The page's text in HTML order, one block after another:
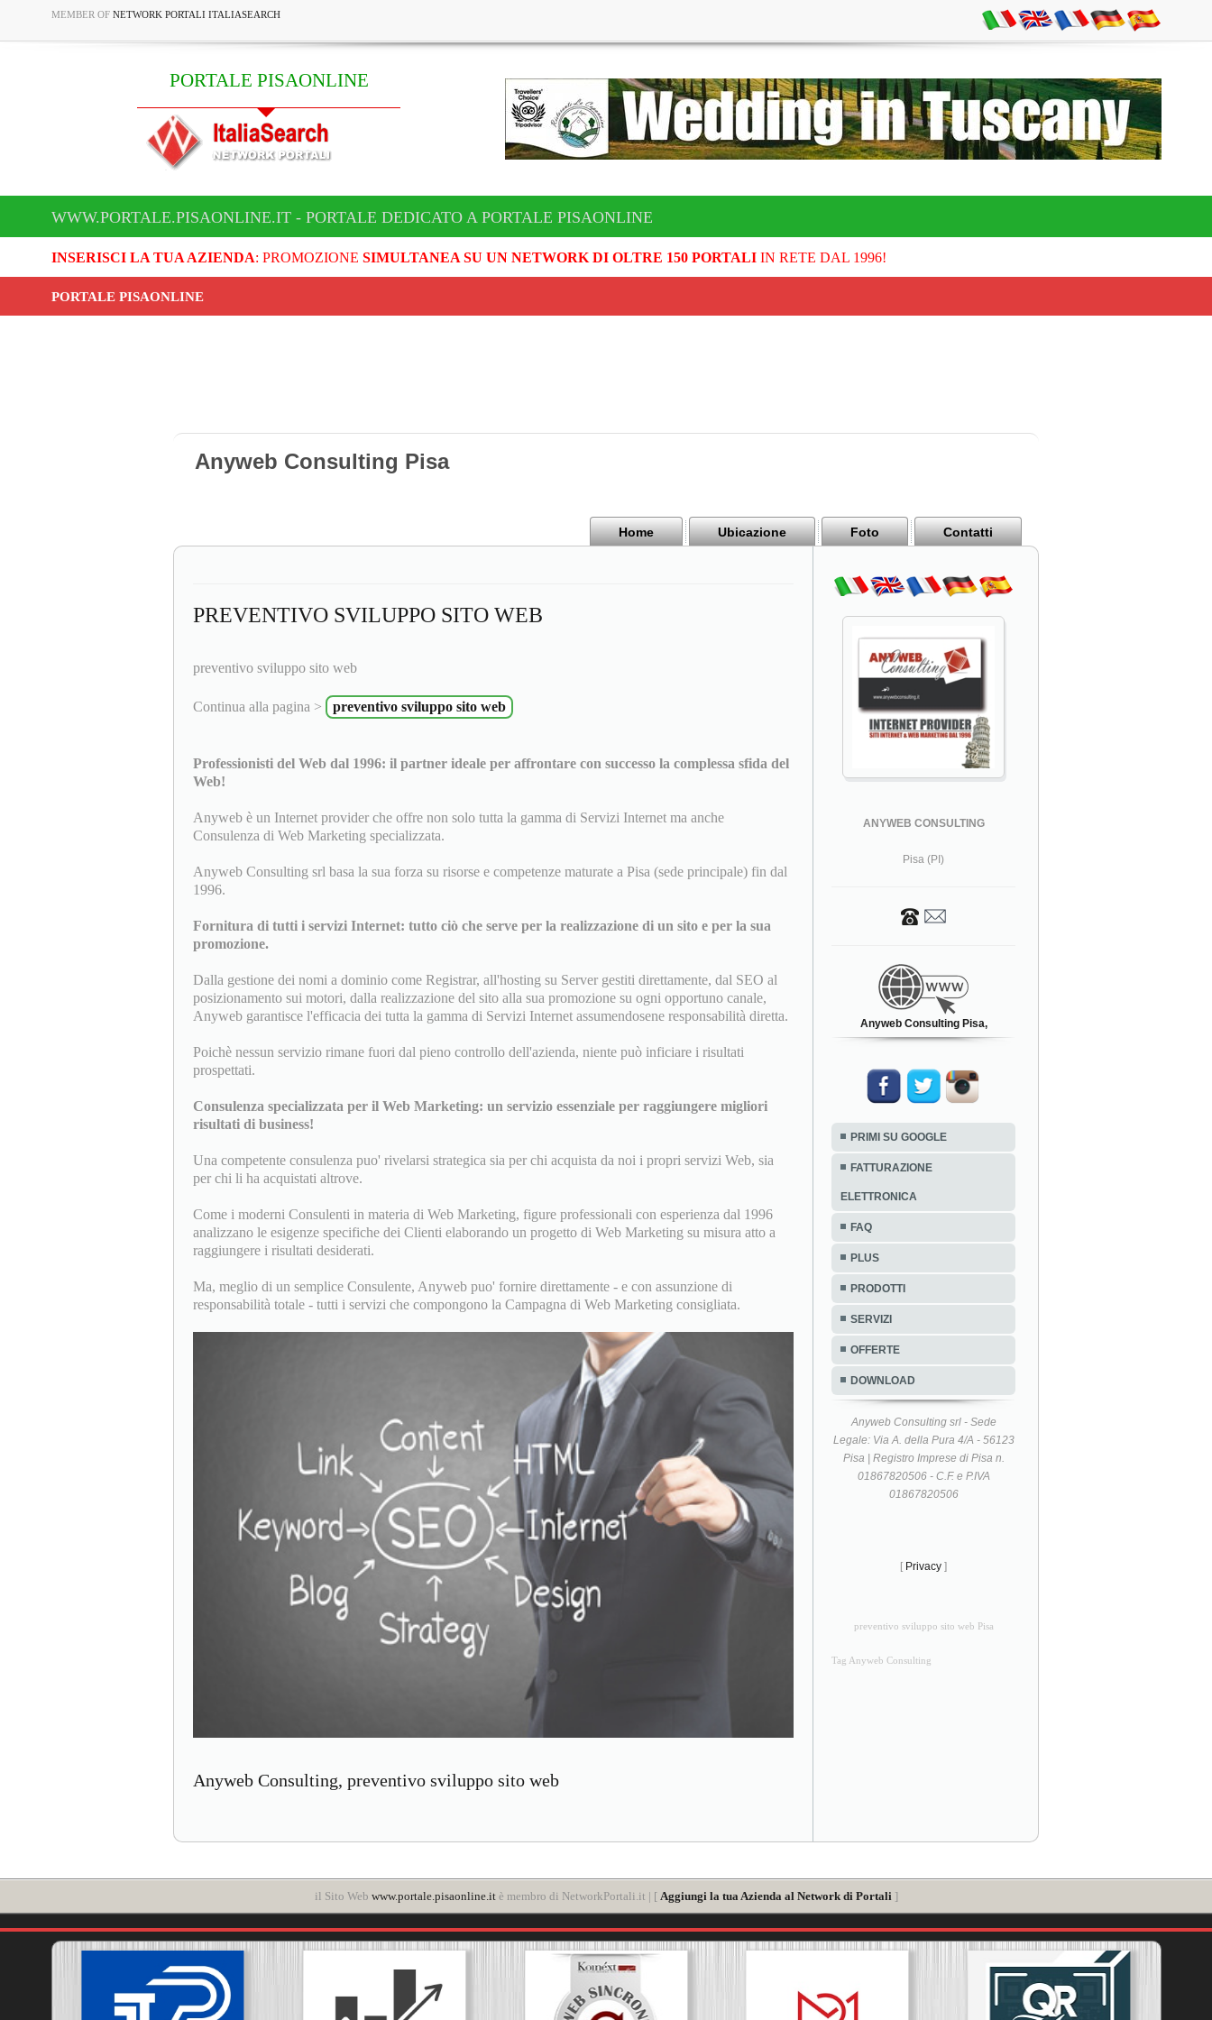
MEMBER OF NETWORK PORTALI ITALIASEARCH
PORTALE PISAONLINE
WWW.PORTALE.PISAONLINE.IT - PORTALE DEDICATO A PORTALE PISAONLINE
INSERISCI LA TUA AZIENDA: PROMOZIONE SIMULTANEA SU UN NETWORK DI OLTRE 150 PORTALIIN RETE DAL 1996!
PORTALE PISAONLINE
Anyweb Consulting Pisa
Home Ubicazione Foto Contatti
PREVENTIVO SVILUPPO SITO WEB
preventivo sviluppo sito web
Continua alla pagina > preventivo sviluppo sito web
Professionisti del Web dal 1996: il partner ideale per affrontare con successo la complessa sfida del
Web!
Anyweb è un Internet provider che offre non solo tutta la gamma di Servizi Internet ma anche
Consulenza di Web Marketing specializzata.
Anyweb Consulting srl basa la sua forza su risorse e competenze maturate a Pisa (sede principale) fin dal
1996.
Fornitura di tutti i servizi Internet: tutto ciò che serve per la realizzazione di un sito e per la sua
promozione.
Dalla gestione dei nomi a dominio come Registrar, all'hosting su Server gestiti direttamente, dal SEO al
posizionamento sui motori, dalla realizzazione del sito alla sua promozione su ogni opportuno canale,
Anyweb garantisce l'efficacia dei tutta la gamma di Servizi Internet assumendosene responsabilità diretta.
Poichè nessun servizio rimane fuori dal pieno controllo dell'azienda, niente può inficiare i risultati
prospettati.
Consulenza specializzata per il Web Marketing: un servizio essenziale per raggiungere migliori
risultati di business!
Una competente consulenza puo' rivelarsi strategica sia per chi acquista da noi i propri servizi Web, sia
per chi li ha acquistati altrove.
Come i moderni Consulenti in materia di Web Marketing, figure professionali con esperienza dal 1996
analizzano le esigenze specifiche dei Clienti elaborando un progetto di Web Marketing su misura atto a
raggiungere i risultati desiderati.
Ma, meglio di un semplice Consulente, Anyweb puo' fornire direttamente - e con assunzione di
responsabilità totale - tutti i servizi che compongono la Campagna di Web Marketing consigliata.
Anyweb Consulting, preventivo sviluppo sito web
ANYWEB CONSULTING
Pisa (PI)
Anyweb Consulting Pisa,
PRIMI SU GOOGLE
FATTURAZIONE
ELETTRONICA
FAQ
PLUS
PRODOTTI
SERVIZI
OFFERTE
DOWNLOAD
Anyweb Consulting srl - Sede
Legale: Via A. della Pura 4/A - 56123
Pisa | Registro Imprese di Pisa n.
01867820506 - C.F. e P.IVA
01867820506
[ Privacy ]
preventivo sviluppo sito web Pisa
Tag Anyweb Consulting
il Sito Web www.portale.pisaonline.itè membro di NetworkPortali.it | [ Aggiungi la tua Azienda al Network di Portali ]